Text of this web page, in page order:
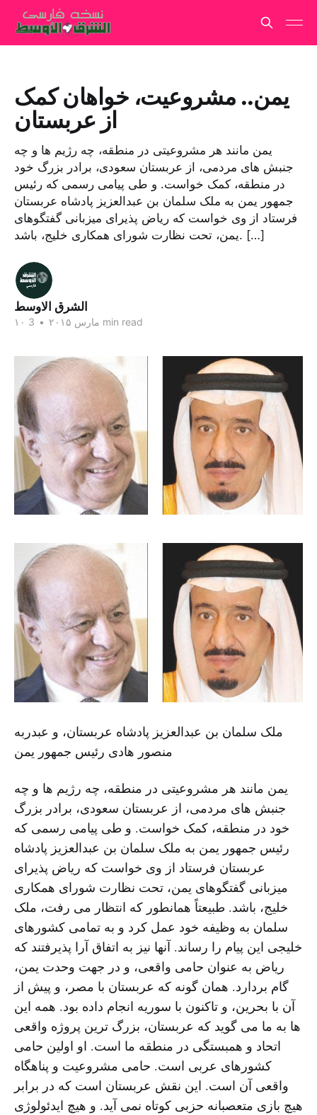
یمن.. مشروعیت، خواهان کمک
از عربستان
یمن مانند هر مشروعیتی در منطقه، چه رژیم ها و چه
جنبش های مردمی، از عربستان سعودی، برادر بزرگ خود
در منطقه، کمک خواست. و طی پیامی رسمی که رئیس
جمهور یمن به ملک سلمان بن عبدالعزیز پادشاه عربستان
فرستاد از وی خواست که ریاض پذیرای میزبانی گفتگوهای
یمن، تحت نظارت شورای همکاری خلیج، باشد. […]
الشرق الاوسط
۱۰ مارس ۲۰۱۵ • 3 min read
ملک سلمان بن عبدالعزیز پادشاه عربستان، و عبدربه
منصور هادی رئیس جمهور یمن
یمن مانند هر مشروعیتی در منطقه، چه رژیم ها و چه
جنبش های مردمی، از عربستان سعودی، برادر بزرگ
خود در منطقه، کمک خواست. و طی پیامی رسمی که
رئیس جمهور یمن به ملک سلمان بن عبدالعزیز پادشاه
عربستان فرستاد از وی خواست که ریاض پذیرای
میزبانی گفتگوهای یمن، تحت نظارت شورای همکاری
خلیج، باشد. طبیعتاً همانطور که انتظار می رفت، ملک
سلمان به وظیفه خود عمل کرد و به تمامی کشورهای
خلیجی این پیام را رساند. آنها نیز به اتفاق آرا پذیرفتند که
ریاض به عنوان حامی واقعی، و در جهت وحدت یمن،
گام بردارد. همان گونه که عربستان با مصر، و پیش از
آن با بحرین، و تاکنون با سوریه انجام داده بود. همه این
ها به ما می گوید که عربستان، بزرگ ترین پروژه واقعی
اتحاد و همبستگی در منطقه ما است. او اولین حامی
کشورهای عربی است. حامی مشروعیت و پناهگاه
واقعی آن است. این نقش عربستان است که در برابر
هیچ بازی متعصبانه حزبی کوتاه نمی آید. و هیچ ایدئولوژی